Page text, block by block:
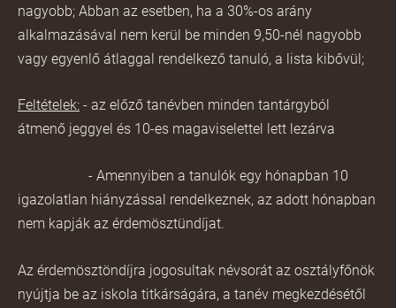
nagyobb; Abban az esetben, ha a 30%-os arány
alkalmazásával nem kerül be minden 9,50-nél nagyobb
vagy egyenlő átlaggal rendelkező tanuló, a lista kibővül;
Feltételek: - az előző tanévben minden tantárgyból
átmenő jeggyel és 10-es magaviselettel lett lezárva
- Amennyiben a tanulók egy hónapban 10
igazolatlan hiányzással rendelkeznek, az adott hónapban
nem kapják az érdemösztündíjat.
Az érdemösztöndíjra jogosultak névsorát az osztályfőnök
nyújtja be az iskola titkárságára, a tanév megkezdésétől